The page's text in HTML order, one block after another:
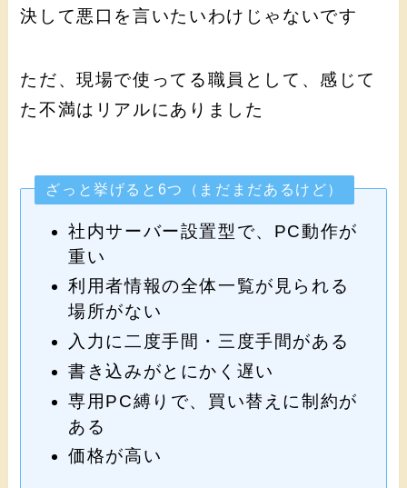
決して悪口を言いたいわけじゃないです
ただ、現場で使ってる職員として、感じて
た不満はリアルにありました
ざっと挙げると6つ（まだまだあるけど）
社内サーバー設置型で、PC動作が
重い
利用者情報の全体一覧が見られる
場所がない
入力に二度手間・三度手間がある
書き込みがとにかく遅い
専用PC縛りで、買い替えに制約が
ある
価格が高い